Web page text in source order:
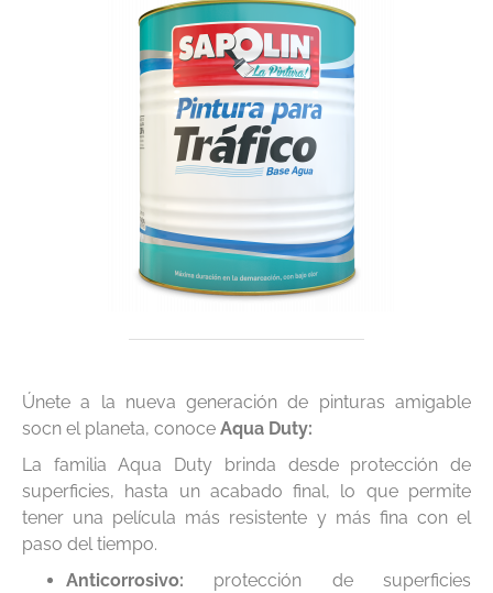
Únete a la nueva generación de pinturas amigable
socn el planeta, conoce Aqua Duty:
La familia Aqua Duty brinda desde protección de
superficies, hasta un acabado final, lo que permite
tener una película más resistente y más fina con el
paso del tiempo.
Anticorrosivo: protección de superficies